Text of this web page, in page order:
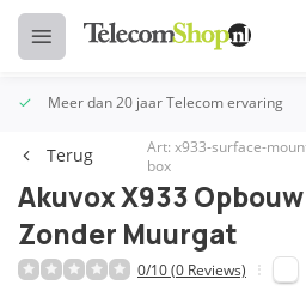
Meer dan 20 jaar Telecom ervaring
Terug
Art: x933-surface-
box
Akuvox X933
Zonder Muurgat
0/10 (0 Reviews)